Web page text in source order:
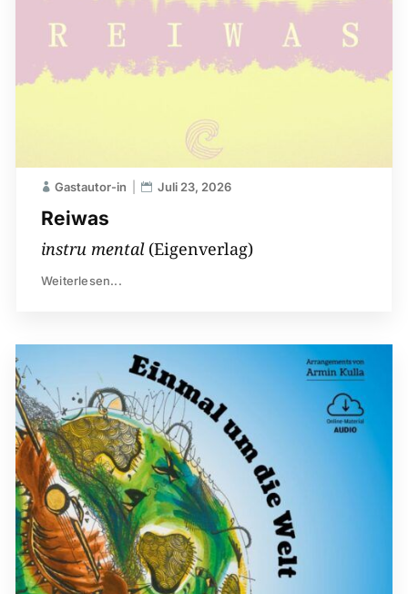
Reiwas
Gastautor-in Juli 23, 2026
instru mental(Eigenverlag)
Weiterlesen...